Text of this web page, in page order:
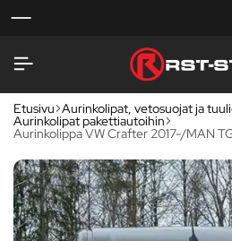
Etusivu Aurinkolipat, vetosuojat ja
Aurinkolipat pakettiautoihin
Aurinkolippa VW Crafter 2017-/MAN